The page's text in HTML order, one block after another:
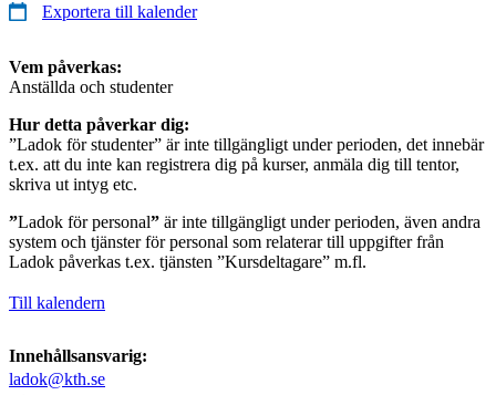
Exportera till kalender
Vem påverkas:
Anställda och studenter
Hur detta påverkar dig:
”Ladok för studenter” är inte tillgängligt under perioden, det innebär
t.ex. att du inte kan registrera dig på kurser, anmäla dig till tentor,
skriva ut intyg etc.
”Ladok för personal” är inte tillgängligt under perioden, även andra
system och tjänster för personal som relaterar till uppgifter från
Ladok påverkas t.ex. tjänsten ”Kursdeltagare” m.fl.
Till kalendern
Innehållsansvarig:
ladok@kth.se